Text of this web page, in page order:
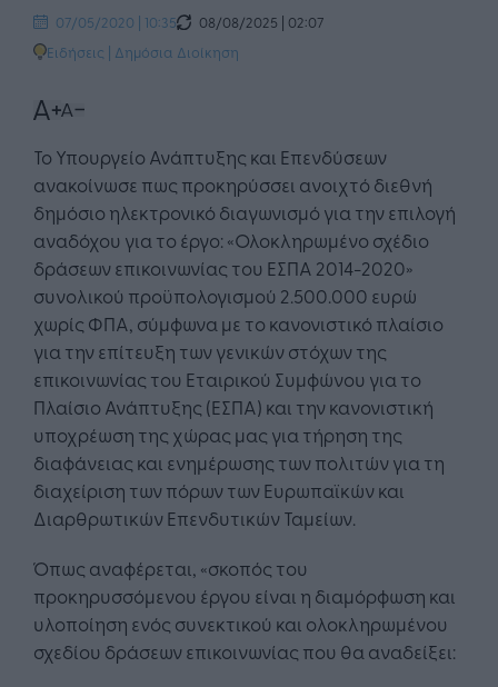
07/05/2020 | 10:35
08/08/2025 | 02:07
Ειδήσεις | Δημόσια Διοίκηση
Το Υπουργείο Ανάπτυξης και Επενδύσεων
ανακοίνωσε πως προκηρύσσει ανοιχτό διεθνή
δημόσιο ηλεκτρονικό διαγωνισμό για την επιλογή
αναδόχου για το έργο: «Ολοκληρωμένο σχέδιο
δράσεων επικοινωνίας του ΕΣΠΑ 2014-2020»
συνολικού προϋπολογισμού 2.500.000 ευρώ
χωρίς ΦΠΑ, σύμφωνα με το κανονιστικό πλαίσιο
για την επίτευξη των γενικών στόχων της
επικοινωνίας του Εταιρικού Συμφώνου για το
Πλαίσιο Ανάπτυξης (ΕΣΠΑ) και την κανονιστική
υποχρέωση της χώρας μας για τήρηση της
διαφάνειας και ενημέρωσης των πολιτών για τη
διαχείριση των πόρων των Ευρωπαϊκών και
Διαρθρωτικών Επενδυτικών Ταμείων.
Όπως αναφέρεται, «σκοπός του
προκηρυσσόμενου έργου είναι η διαμόρφωση και
υλοποίηση ενός συνεκτικού και ολοκληρωμένου
σχεδίου δράσεων επικοινωνίας που θα αναδείξει: